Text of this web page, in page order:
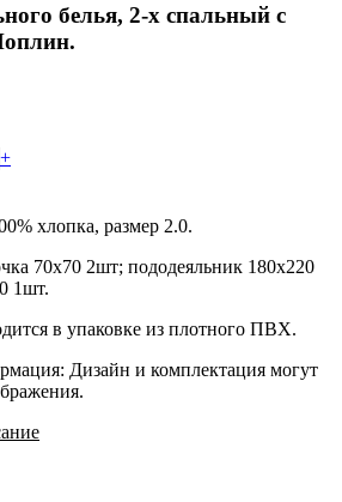
белья, 2-x спальный с
+
хлопка, размер 2.0.
70х70 2шт; пододеяльник 180х220
1шт.
в упаковке из плотного ПВХ.
Дизайн и комплектация могут